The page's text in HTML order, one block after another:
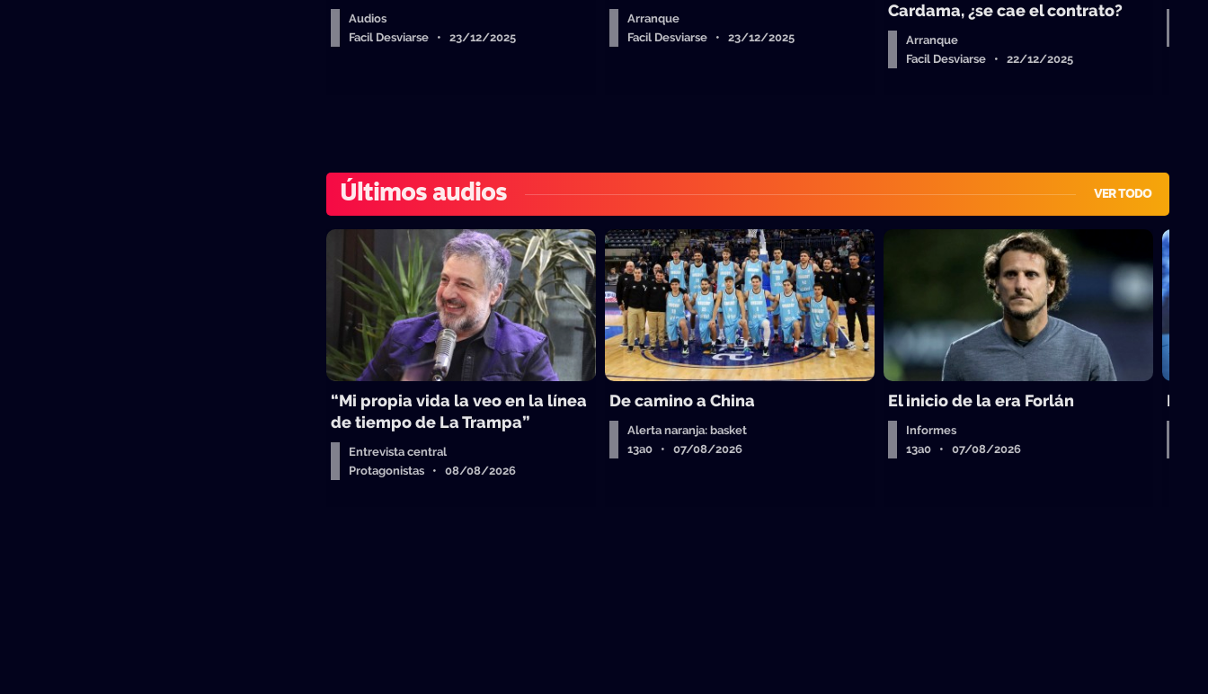
Audios
Facil Desviarse • 23/12/2025
Arranque
Facil Desviarse • 23/12/2025
Cardama, ¿se cae el contrato?
Arranque
Facil Desviarse • 22/12/2025
Últimos audios VER TODO
“Mi propia vida la veo en la línea
de tiempo de La Trampa”
Entrevista central
Protagonistas • 08/08/2026
De camino a China
Alerta naranja: basket
13a0 • 07/08/2026
El inicio de la era Forlán
Informes
13a0 • 07/08/2026
El